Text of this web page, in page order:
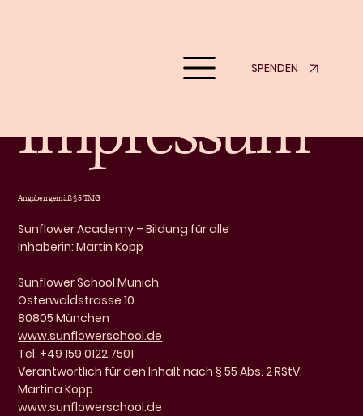
SPENDEN
Impressum
Angaben gemäß § 5 TMG
Sunflower Academy – Bildung für alle
Inhaberin: Martin Kopp
Sunflower School Munich
Osterwaldstrasse 10
80805 München
www.sunflowerschool.de
Tel. +49 159 0122 7501
Verantwortlich für den Inhalt nach § 55 Abs. 2 RStV:
Martina Kopp
www.sunflowerschool.de